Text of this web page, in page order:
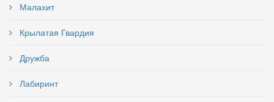
Малахит
Крылатая Гвардия
Дружба
Лабиринт